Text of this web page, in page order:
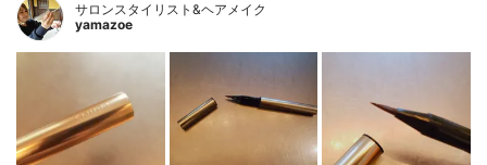
サロンスタイリスト&ヘアメイク
yamazoe